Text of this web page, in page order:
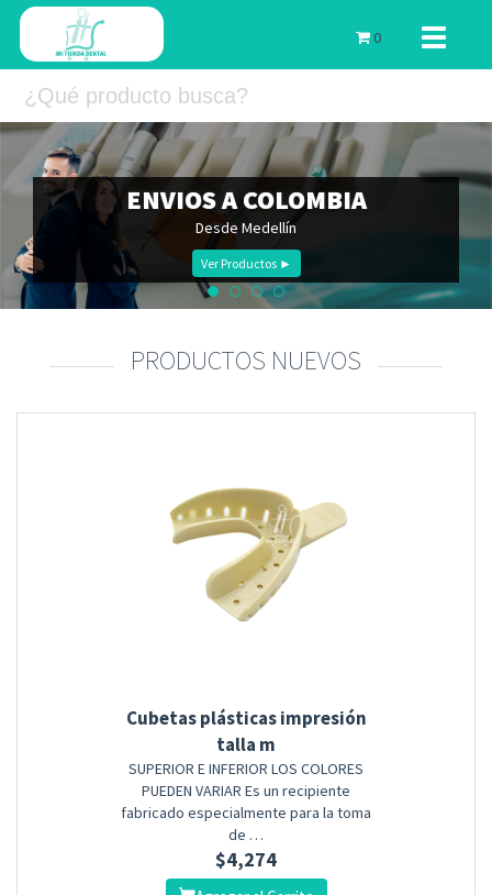
Toggle
0
PRODUCTOS NUEVOS
Cubetas plásticas impresión
talla m
SUPERIOR E INFERIOR LOS COLORES
PUEDEN VARIAR Es un recipiente
fabricado especialmente para la toma
de …
$4,274